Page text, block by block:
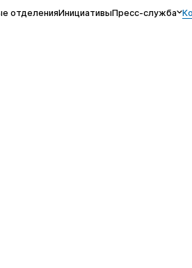
отделенияИнициативыПресс-служба